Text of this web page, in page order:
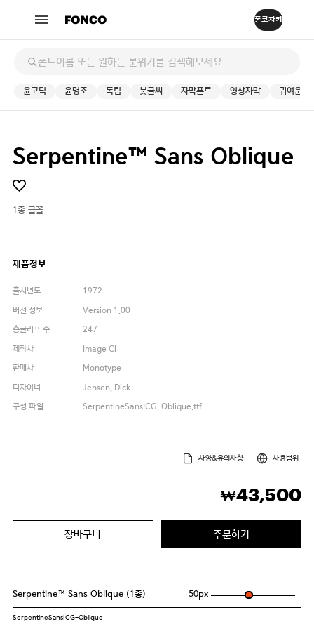
윤고딕 윤명조 독립 붓글씨 자막폰트 영상자막 귀여운
Serpentine™ Sans Oblique
1종 글꼴
제품정보
출시년도
1972
버전 정보
Version 1.00
총글리프 수
247
제작사
Image Cl
판매사
Monotype
디자이너
Jensen, Dick
구성 파일
SerpentineSansICG-Oblique.ttf
사양&유의사항 사용범위
₩43,500
장바구니 주문하기
Serpentine™ Sans Oblique (1종) 50px
SerpentineSansICG-Oblique